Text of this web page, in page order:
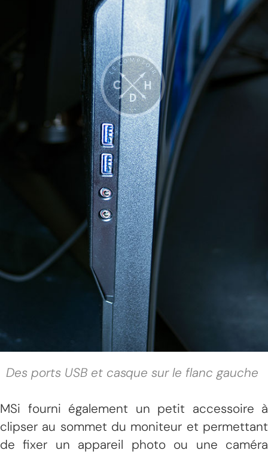
Des ports USB et casque sur le flanc gauche
MSi fourni également un petit accessoire à
clipser au sommet du moniteur et permettant
de fixer un appareil photo ou une caméra